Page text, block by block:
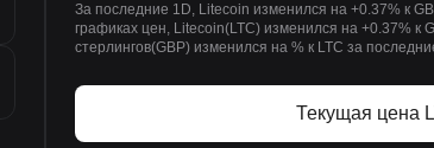
За последние 1D, Litecoin изменился на +0.37% к
графиках цен, Litecoin(LTC) изменился на +0.37% к
стерлингов(GBP) изменился на % к LTC за
Текущая цена